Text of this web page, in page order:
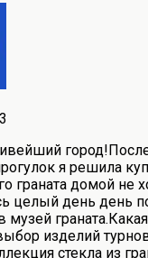
я решила
граната домой не
целый день день
музей
изделий
стекла из